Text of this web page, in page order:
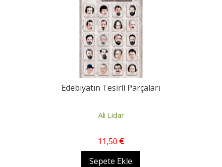
Edebiyatın Tesirli Parçaları
Ali Lidar
11,50
Sepete Ekle